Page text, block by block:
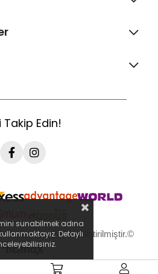
Takip Edin!
altyapısı ile geliştirilmiştir.©
sunabilmek adına
Detaylı